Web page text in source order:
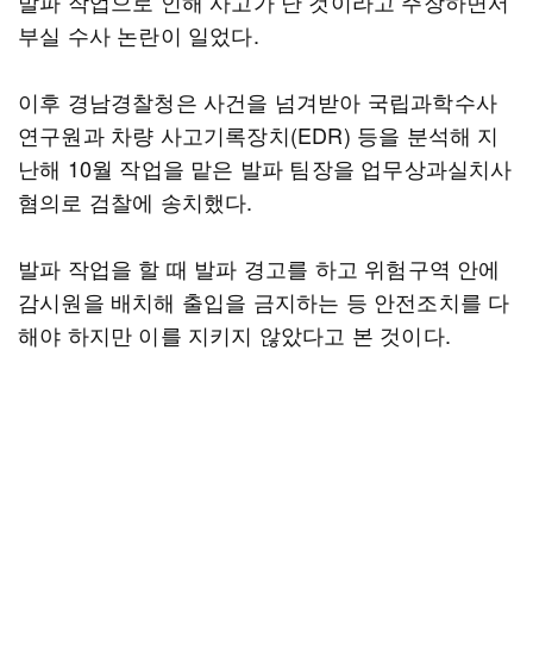
부실 수사 논란이 일었다.
이후 경남경찰청은 사건을 넘겨받아 국립과학수사
연구원과 차량 사고기록장치(EDR) 등을 분석해 지
난해 10월 작업을 맡은 발파 팀장을 업무상과실치사
혐의로 검찰에 송치했다.
발파 작업을 할 때 발파 경고를 하고 위험구역 안에
감시원을 배치해 출입을 금지하는 등 안전조치를 다
해야 하지만 이를 지키지 않았다고 본 것이다.